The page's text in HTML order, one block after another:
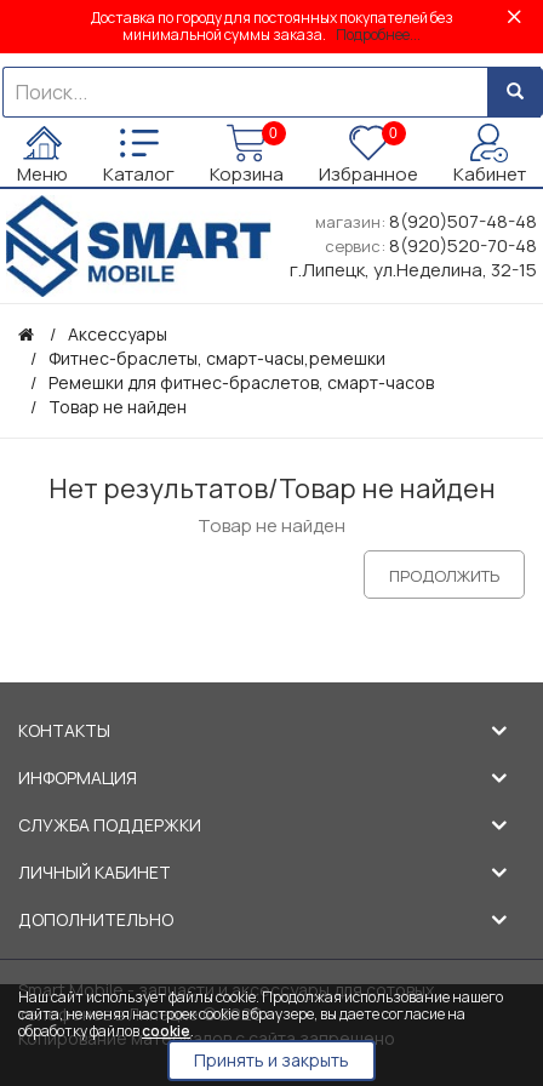
Доставка по городу для постоянных покупателей без
минимальной суммы заказа. Подробнее...
Меню Каталог
0
Корзина
0
Избранное Кабинет
магазин: 8(920)507-48-48
сервис: 8(920)520-70-48
г.Липецк, ул.Неделина, 32-15
Аксессуары
Фитнес-браслеты, смарт-часы,ремешки
Ремешки для фитнес-браслетов, смарт-часов
Товар не найден
Нет результатов/Товар не найден
Товар не найден
ПРОДОЛЖИТЬ
КОНТАКТЫ
ИНФОРМАЦИЯ
СЛУЖБА ПОДДЕРЖКИ
ЛИЧНЫЙ КАБИНЕТ
ДОПОЛНИТЕЛЬНО
Smart Mobile - запчасти и аксессуары для сотовых
телефонов в Липецке © 2026
Копирование материалов с сайта запрещено
Наш сайт использует файлы cookie. Продолжая использование нашего
сайта, не меняя настроек cookie в браузере, вы даете согласие на
обработку файловcookie.
Принять и закрыть